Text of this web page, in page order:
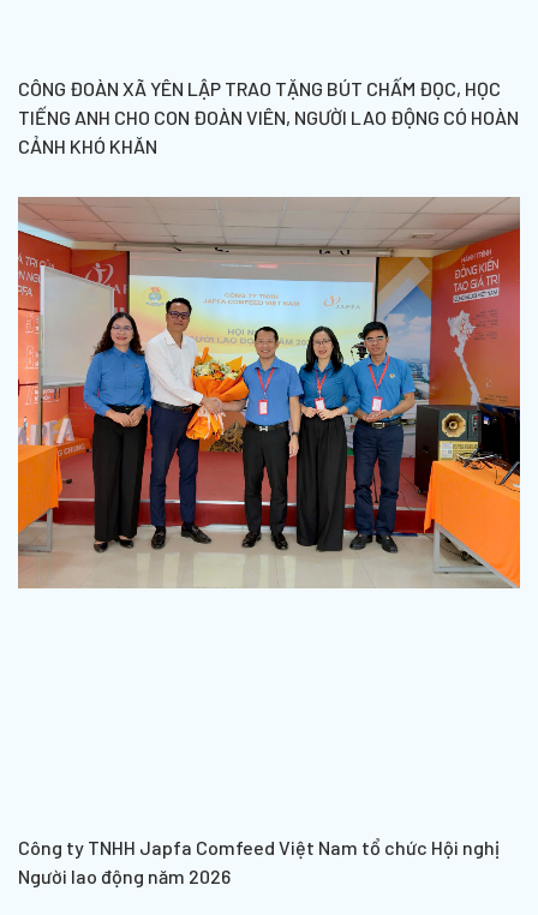
CÔNG ĐOÀN XÃ YÊN LẬP TRAO TẶNG BÚT CHẤM ĐỌC, HỌC
TIẾNG ANH CHO CON ĐOÀN VIÊN, NGƯỜI LAO ĐỘNG CÓ HOÀN
CẢNH KHÓ KHĂN
Công ty TNHH Japfa Comfeed Việt Nam tổ chức Hội nghị
Người lao động năm 2026